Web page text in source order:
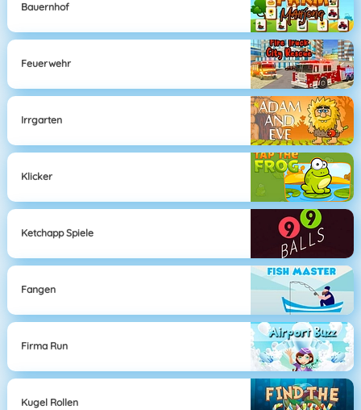
Bauernhof
Feuerwehr
Irrgarten
Klicker
Ketchapp Spiele
Fangen
Firma Run
Kugel Rollen